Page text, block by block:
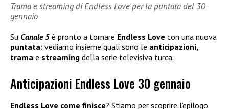
Trama e streaming di Endless Love per la puntata del 30
gennaio
Su Canale 5 è pronto a tornare Endless Love con una nuova
puntata: vediamo insieme quali sono le anticipazioni,
trama e streaming della serie televisiva turca.
Anticipazioni Endless Love 30 gennaio
Endless Love come finisce? Stiamo per scoprire l’epilogo